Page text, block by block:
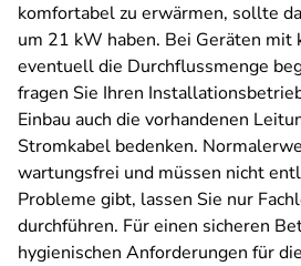
komfortabel zu erwärmen, sollte
um 21 kW haben. Bei Geräten
eventuell die Durchflussmenge
fragen Sie Ihren
Einbau auch die vorhandenen
Stromkabel bedenken.
wartungsfrei und müssen nicht
Probleme gibt, lassen Sie nur
durchführen. Für einen sicheren
hygienischen Anforderungen für